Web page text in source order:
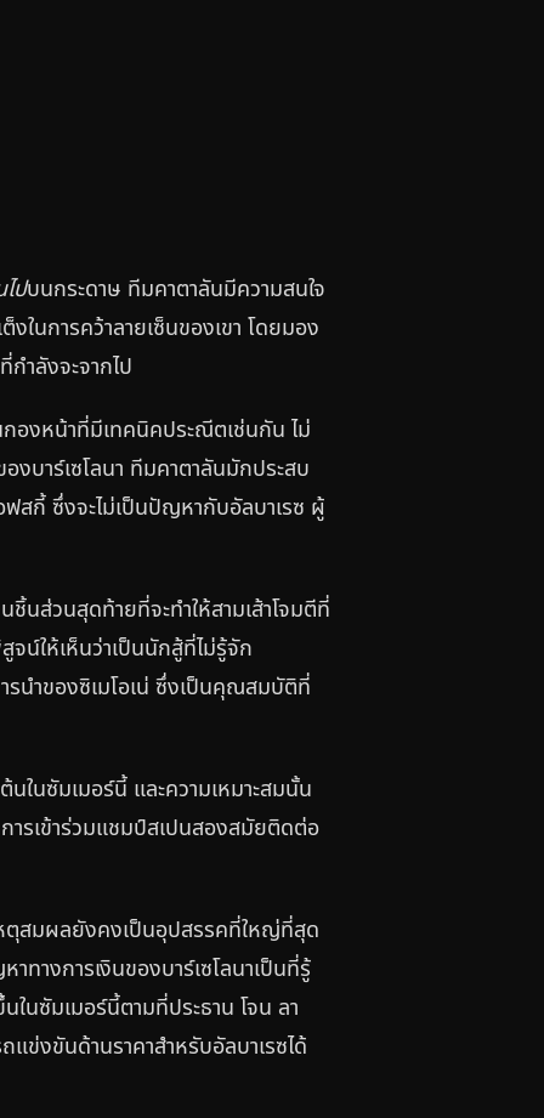
ไปบนกระดาษ ทีมคาตาลันมีความสนใจ
งในการคว้าลายเซ็นของเขา โดยมอง
ำลังจะจากไป
กองหน้าที่มีเทคนิคประณีตเช่นกัน ไม่
บาร์เซโลนา ทีมคาตาลันมักประสบ
สกี้ ซึ่งจะไม่เป็นปัญหากับอัลบาเรซ ผู้
นส่วนสุดท้ายที่จะทำให้สามเส้าโจมตีที่
น์ให้เห็นว่าเป็นนักสู้ที่ไม่รู้จัก
นำของซิเมโอเน่ ซึ่งเป็นคุณสมบัติที่
นในซัมเมอร์นี้ และความเหมาะสมนั้น
ารเข้าร่วมแชมป์สเปนสองสมัยติดต่อ
หตุสมผลยังคงเป็นอุปสรรคที่ใหญ่ที่สุด
ทางการเงินของบาร์เซโลนาเป็นที่รู้
ในซัมเมอร์นี้ตามที่ประธาน โจน ลา
แข่งขันด้านราคาสำหรับอัลบาเรซได้